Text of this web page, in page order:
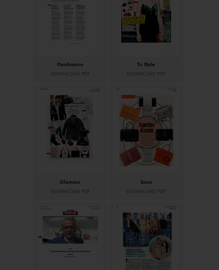
Pambianco
DOWNLOAD PDF
Tu Style
DOWNLOAD PDF
Glamour
DOWNLOAD PDF
Sono
DOWNLOAD PDF